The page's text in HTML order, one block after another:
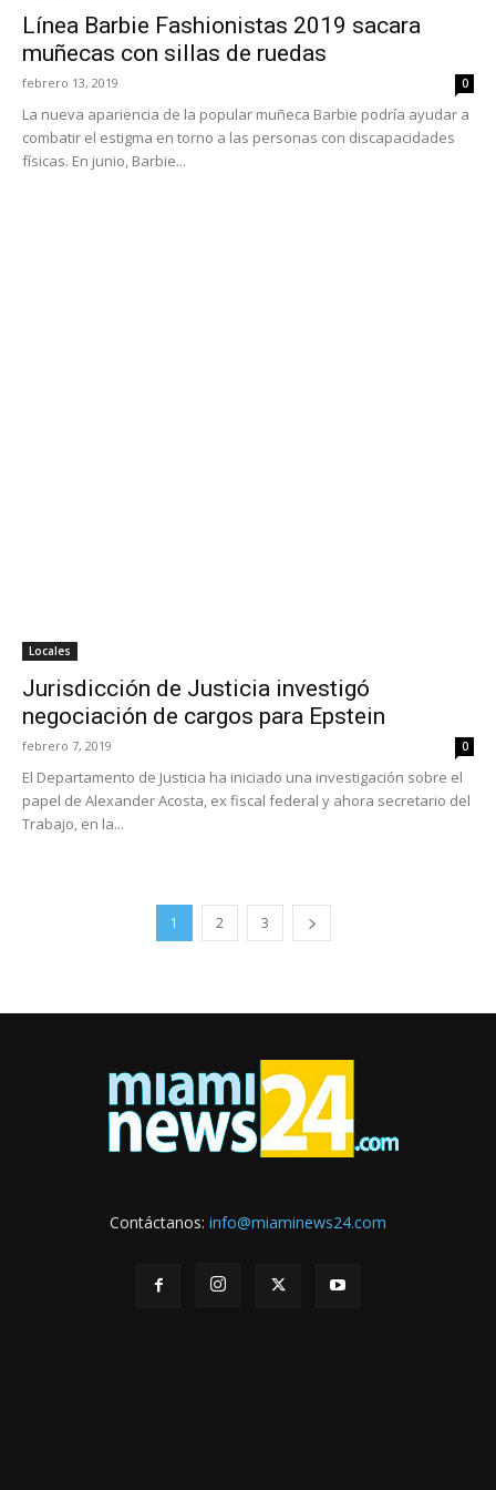
Línea Barbie Fashionistas 2019 sacara
muñecas con sillas de ruedas
febrero 13, 2019 0
La nueva apariencia de la popular muñeca Barbie podría ayudar a
combatir el estigma en torno a las personas con discapacidades
físicas. En junio, Barbie...
Locales
Jurisdicción de Justicia investigó
negociación de cargos para Epstein
febrero 7, 2019 0
El Departamento de Justicia ha iniciado una investigación sobre el
papel de Alexander Acosta, ex fiscal federal y ahora secretario del
Trabajo, en la...
1 2 3
Contáctanos: info@miaminews24.com